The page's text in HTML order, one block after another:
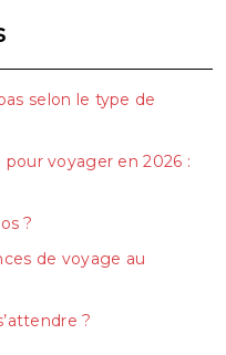
selon le type de
voyager en 2026 :
?
de voyage au
?